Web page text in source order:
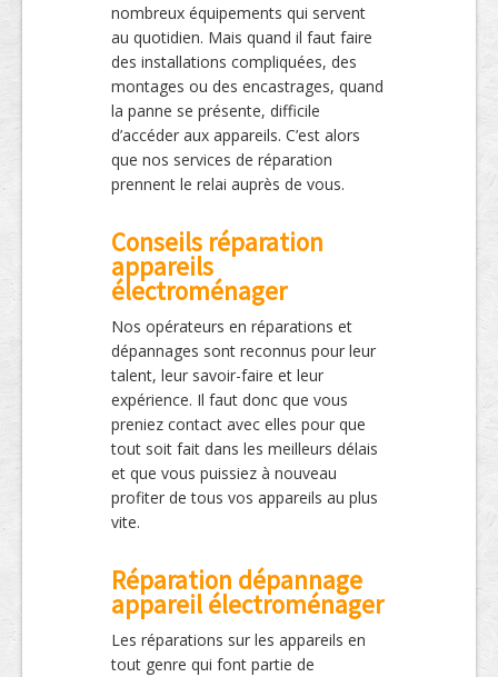
nombreux équipements qui servent
au quotidien. Mais quand il faut faire
des installations compliquées, des
montages ou des encastrages, quand
la panne se présente, difficile
d’accéder aux appareils. C’est alors
que nos services de réparation
prennent le relai auprès de vous.
Conseils réparation
appareils
électroménager
Nos opérateurs en réparations et
dépannages sont reconnus pour leur
talent, leur savoir-faire et leur
expérience. Il faut donc que vous
preniez contact avec elles pour que
tout soit fait dans les meilleurs délais
et que vous puissiez à nouveau
profiter de tous vos appareils au plus
vite.
Réparation dépannage
appareil électroménager
Les réparations sur les appareils en
tout genre qui font partie de